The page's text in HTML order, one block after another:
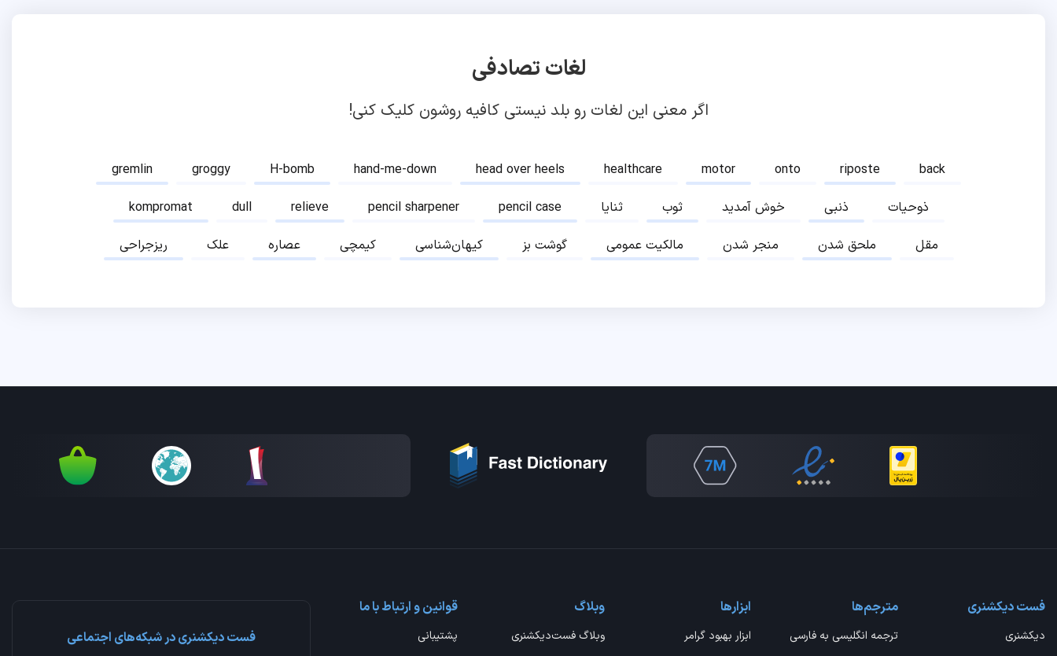
لغات تصادفی
اگر معنی این لغات رو بلد نیستی کافیه روشون کلیک کنی!
gremlin groggy H-bomb hand-me-down head over heels healthcare motor onto riposte
back
kompromat
dull relieve pencil sharpener pencil case ثنایا ثوب خوش آمدید ذنبی
ذوحیات
ریزجراحی
علک عصاره کیمچی کیهان‌شناسی گوشت بز مالکیت عمومی منجر شدن ملحق شدن مقل
فست دیکشنری
دیکشنری
مترجم‌ها
ترجمه انگلیسی به فارسی
ابزارها
ابزار بهبود گرامر
وبلاگ
وبلاگ فست‌دیکشنری
قوانین و ارتباط با ما
پشتیبانی فست دیکشنری در شبکه‌های اجتماعی